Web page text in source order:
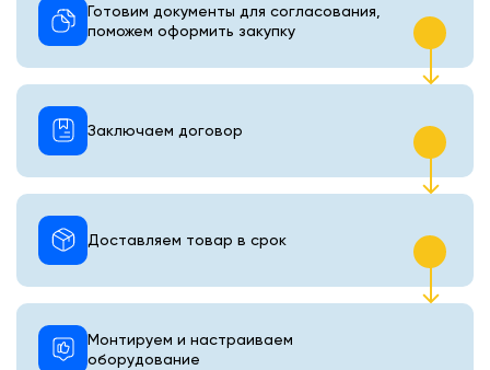
Готовим документы для согласования,
поможем оформить закупку
Монтируем и настраиваем
оборудование
Доставляем товар в срок
Заключаем договор